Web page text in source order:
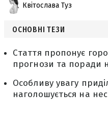
Квітослава Туз
ОСНОВНІ ТЕЗИ
Стаття пропонує
прогнози та поради
Особливу увагу
наголошується на